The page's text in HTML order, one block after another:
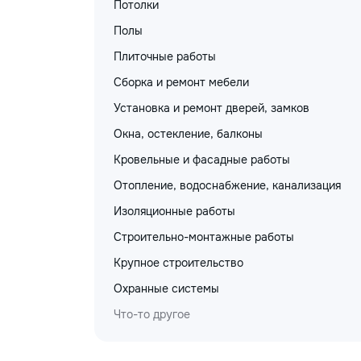
Потолки
Полы
Плиточные работы
Сборка и ремонт мебели
Установка и ремонт дверей, замков
Окна, остекление, балконы
Кровельные и фасадные работы
Отопление, водоснабжение, канализация
Изоляционные работы
Строительно-монтажные работы
Крупное строительство
Охранные системы
Что-то другое